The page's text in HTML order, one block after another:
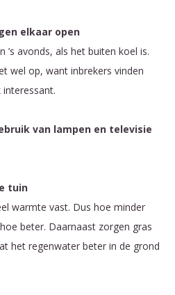
elkaar open
’s avonds, als het buiten koel is.
wel op, want inbrekers vinden
van lampen en televisie
tuin
warmte vast. Dus hoe minder
beter. Daarnaast zorgen gras
het regenwater beter in de grond